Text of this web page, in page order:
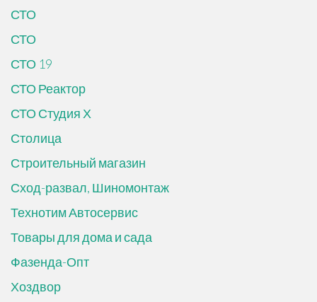
СТО
СТО
СТО 19
СТО Реактор
СТО Студия Х
Столица
Строительный магазин
Сход-развал, Шиномонтаж
Технотим Автосервис
Товары для дома и сада
Фазенда-Опт
Хоздвор